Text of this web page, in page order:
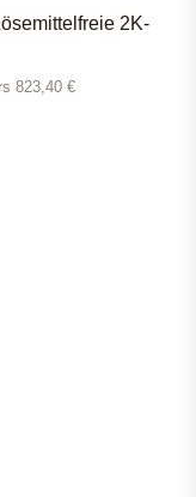
2K-
823,40 €